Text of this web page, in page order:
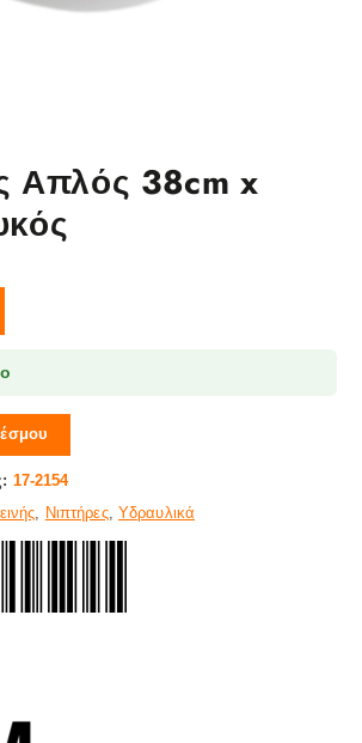
Απλός 38cm x
x 33cm Λευκός ποσότητα
17-2154
, Νιπτήρες, Υδραυλικά